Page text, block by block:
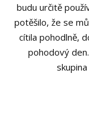
budu určitě
potěšilo, že se
cítila pohodlně,
pohodový